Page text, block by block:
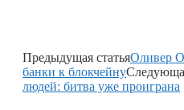
Предыдущая статьяОливер
банки к блокчейну
людей: битва уже проиграна